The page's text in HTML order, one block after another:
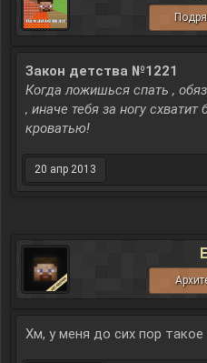
Закон детства №1221
Когда ложишься спать ,
, иначе тебя за ногу
кроватью!
20 апр 2013
Хм, у меня до сих пор